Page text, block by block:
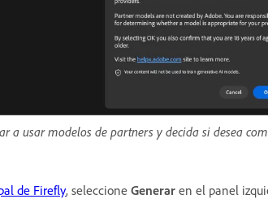
a usar modelos de partners y decida si desea
de Firefly, seleccione Generar en el panel